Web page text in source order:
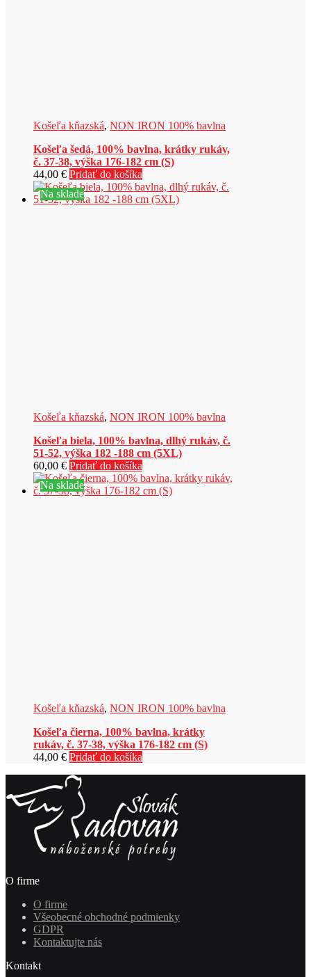
Košeľa kňazská, NON IRON 100% bavlna
Košeľa šedá, 100% bavlna, krátky rukáv,
č. 37-38, výška 176-182 cm (S)
44,00 € Pridať do košíka
Na sklade
Košeľa kňazská, NON IRON 100% bavlna
Košeľa biela, 100% bavlna, dlhý rukáv, č.
51-52, výška 182 -188 cm (5XL)
60,00 € Pridať do košíka
Na sklade
Košeľa kňazská, NON IRON 100% bavlna
Košeľa čierna, 100% bavlna, krátky
rukáv, č. 37-38, výška 176-182 cm (S)
44,00 € Pridať do košíka
O firme
O firme
Všeobecné obchodné podmienky
GDPR
Kontaktujte nás
Kontakt